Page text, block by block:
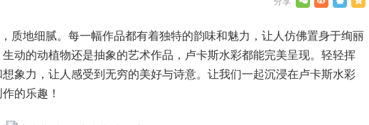
质地细腻。每一幅作品都有着独特的韵味和魅力，让人仿佛置身于绚丽
动的动植物还是抽象的艺术作品，卢卡斯水彩都能完美呈现。轻轻挥
象力，让人感受到无穷的美好与诗意。让我们一起沉浸在卢卡斯水彩
的乐趣！